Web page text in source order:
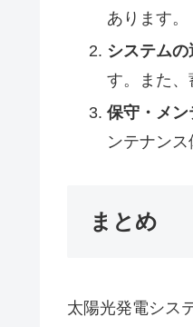
あります。
システムの
す。また、
保守・メン
ンテナン
まとめ
太陽光発電シス